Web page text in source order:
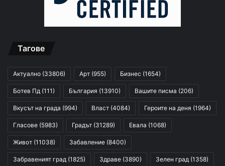
Тагове
Актуално (33806) Арт (955) Бизнес (1654)
Ботев Пд (111) България (13910) Вашите писма (206)
Вкусът на града (994) Власт (4084) Героите на деня (1964)
Гласове (5983) Градът (31289) Евала (1068)
Живот (11038) Забавление (8400)
Забравеният град (1825) Здраве (3890) Зелен град (1358)